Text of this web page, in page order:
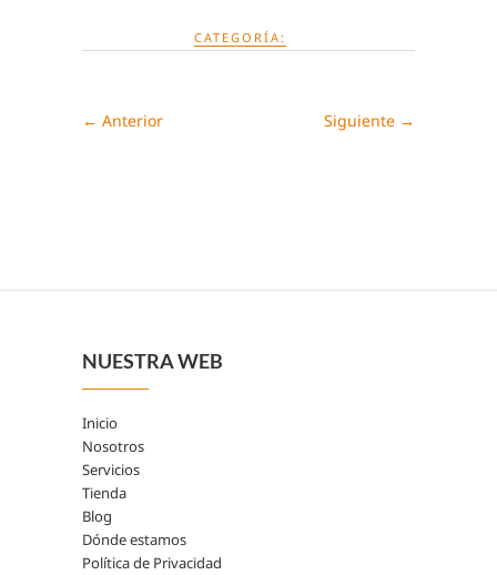
CATEGORÍA:
← Anterior Siguiente →
NUESTRA WEB
Inicio
Nosotros
Servicios
Tienda
Blog
Dónde estamos
Política de Privacidad